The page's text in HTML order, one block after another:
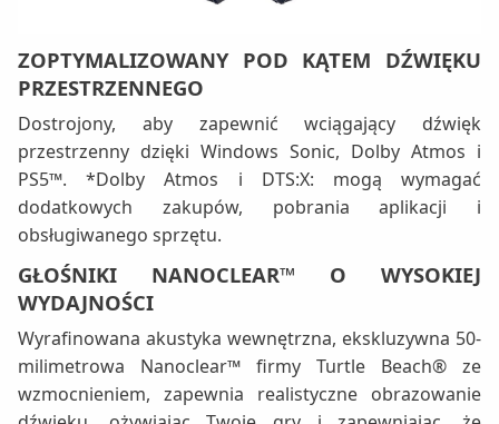
ZOPTYMALIZOWANY POD KĄTEM DŹWIĘKU
PRZESTRZENNEGO
Dostrojony, aby zapewnić wciągający dźwięk
przestrzenny dzięki Windows Sonic, Dolby Atmos i
PS5™. *Dolby Atmos i DTS:X: mogą wymagać
dodatkowych zakupów, pobrania aplikacji i
obsługiwanego sprzętu.
GŁOŚNIKI NANOCLEAR™ O WYSOKIEJ
WYDAJNOŚCI
Wyrafinowana akustyka wewnętrzna, ekskluzywna 50-
milimetrowa Nanoclear™ firmy Turtle Beach® ze
wzmocnieniem, zapewnia realistyczne obrazowanie